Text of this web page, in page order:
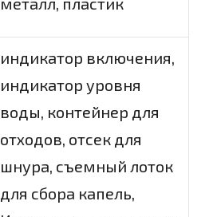
индикатор включения,
индикатор уровня
воды, контейнер для
отходов, отсек для
шнура, съемный лоток
для сбора капель,